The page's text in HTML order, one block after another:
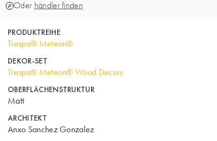
Oder händler finden
PRODUKTREIHE
Trespa® Meteon®
DEKOR-SET
Trespa® Meteon® Wood Decors
OBERFLÄCHENSTRUKTUR
Matt
ARCHITEKT
Anxo Sanchez Gonzalez